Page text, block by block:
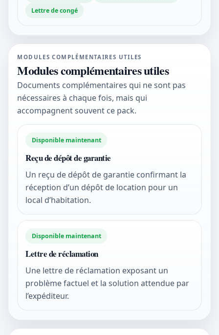
Lettre de congé
MODULES COMPLÉMENTAIRES UTILES
Modules complémentaires utiles
Documents complémentaires qui ne sont pas
nécessaires à chaque fois, mais qui
accompagnent souvent ce pack.
Disponible maintenant
Reçu de dépôt de garantie
Un reçu de dépôt de garantie confirmant la
réception d’un dépôt de location pour un
local d’habitation.
Disponible maintenant
Lettre de réclamation
Une lettre de réclamation exposant un
problème factuel et la solution attendue par
l’expéditeur.